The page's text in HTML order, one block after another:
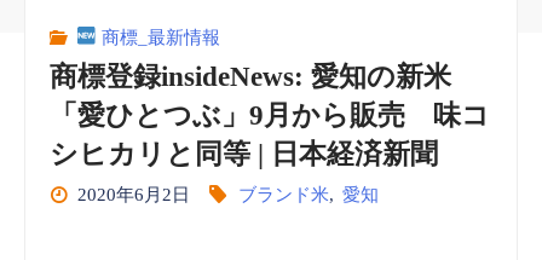
商標_最新情報
商標登録insideNews: 愛知の新米
「愛ひとつぶ」9月から販売 味コ
シヒカリと同等 | 日本経済新聞
2020年6月2日 ブランド米, 愛知